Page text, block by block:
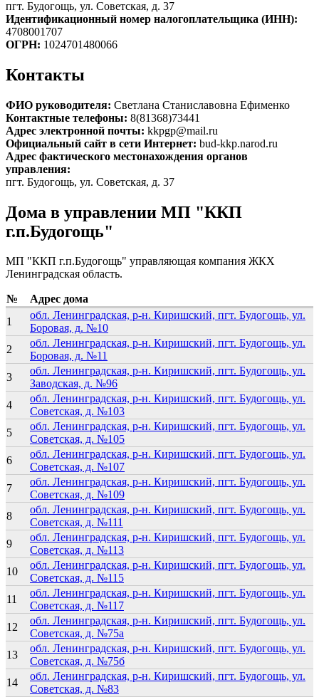
пгт. Будогощь, ул. Советская, д. 37
Идентификационный номер налогоплательщика (ИНН):
4708001707
ОГРН: 1024701480066
Контакты
ФИО руководителя: Светлана Станиславовна Ефименко
Контактные телефоны: 8(81368)73441
Адрес электронной почты: kkpgp@mail.ru
Официальный сайт в сети Интернет: bud-kkp.narod.ru
Адрес фактического местонахождения органов
управления:
пгт. Будогощь, ул. Советская, д. 37
Дома в управлении МП "ККП
г.п.Будогощь"
МП "ККП г.п.Будогощь" управляющая компания ЖКХ
Ленинградская область.
№
Адрес дома
1
обл. Ленинградская, р-н. Киришский, пгт. Будогощь, ул.
Боровая, д. №10
2
обл. Ленинградская, р-н. Киришский, пгт. Будогощь, ул.
Боровая, д. №11
3
обл. Ленинградская, р-н. Киришский, пгт. Будогощь, ул.
Заводская, д. №96
4
обл. Ленинградская, р-н. Киришский, пгт. Будогощь, ул.
Советская, д. №103
5
обл. Ленинградская, р-н. Киришский, пгт. Будогощь, ул.
Советская, д. №105
6
обл. Ленинградская, р-н. Киришский, пгт. Будогощь, ул.
Советская, д. №107
7
обл. Ленинградская, р-н. Киришский, пгт. Будогощь, ул.
Советская, д. №109
8
обл. Ленинградская, р-н. Киришский, пгт. Будогощь, ул.
Советская, д. №111
9
обл. Ленинградская, р-н. Киришский, пгт. Будогощь, ул.
Советская, д. №113
10
обл. Ленинградская, р-н. Киришский, пгт. Будогощь, ул.
Советская, д. №115
11
обл. Ленинградская, р-н. Киришский, пгт. Будогощь, ул.
Советская, д. №117
12
обл. Ленинградская, р-н. Киришский, пгт. Будогощь, ул.
Советская, д. №75а
13
обл. Ленинградская, р-н. Киришский, пгт. Будогощь, ул.
Советская, д. №75б
14
обл. Ленинградская, р-н. Киришский, пгт. Будогощь, ул.
Советская, д. №83